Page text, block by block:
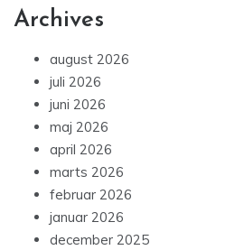
Archives
august 2026
juli 2026
juni 2026
maj 2026
april 2026
marts 2026
februar 2026
januar 2026
december 2025